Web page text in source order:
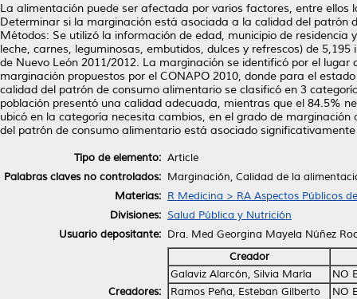
La alimentación puede ser afectada por varios factores, entre
Determinar si la marginación está asociada a la calidad del patrón
Métodos: Se utilizó la información de edad, municipio de
leche, carnes, leguminosas, embutidos, dulces y refrescos) de
de Nuevo León 2011/2012. La marginación se identificó por el
marginación propuestos por el CONAPO 2010, donde para el
calidad del patrón de consumo alimentario se clasificó en 3
población presentó una calidad adecuada, mientras que el 84.5%
ubicó en la categoría necesita cambios, en el grado de
del patrón de consumo alimentario está asociado
Tipo de elemento: Article
Palabras claves no controlados: Marginación, Calidad de la
Materias: R Medicina > RA Aspectos Públicos
Divisiones: Salud Pública y Nutrición
Usuario depositante: Dra. Med Georgina Mayela Núñez
Creadores:
Creador
Galaviz Alarcón, Silvia María
NO
Ramos Peña, Esteban Gilberto
NO